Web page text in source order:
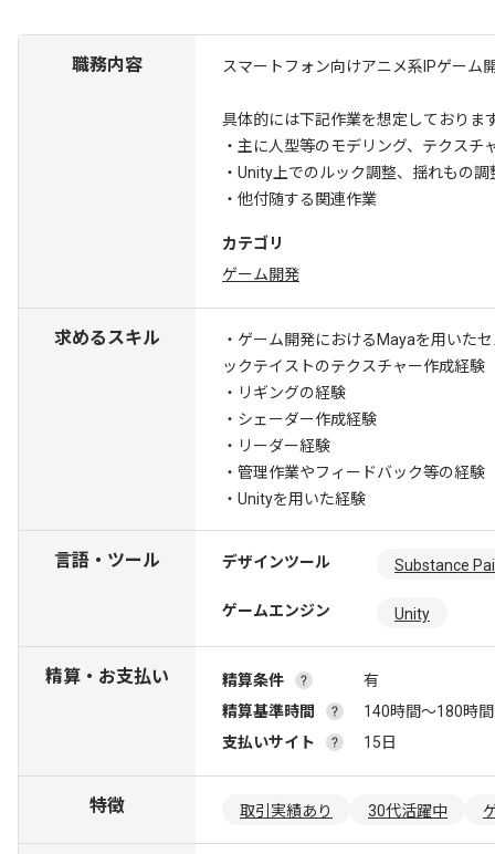
職務内容 スマートフォン向けアニメ系IPゲーム
具体的には下記作業を想定しておりま
・主に人型等のモデリング、テクスチ
・Unity上でのルック調整、揺れもの調
・他付随する関連作業
カテゴリ
ゲーム開発
求めるスキル
・ゲーム開発におけるMayaを用いた
ックテイストのテクスチャー作成経験
・リギングの経験
・シェーダー作成経験
・リーダー経験
・管理作業やフィードバック等の経験
・Unityを用いた経験
言語・ツール デザインツール Substance
ゲームエンジン Unity
精算・お支払い 精算条件
有
精算基準時間
140時間〜180時間
支払いサイト
15日
特徴 取引実績あり 30代活躍中